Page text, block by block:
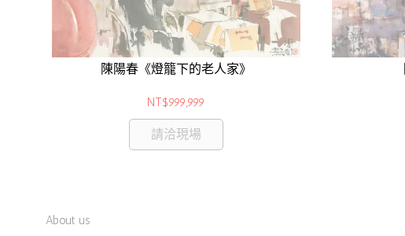
陳陽春《燈籠下的老人家》
NT$999,999
請洽現場
About us